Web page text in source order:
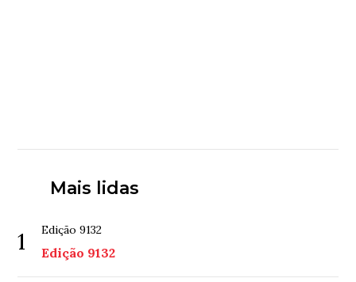
Mais lidas
1 Edição 9132
Edição 9132